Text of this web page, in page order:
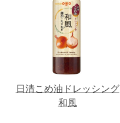
日清こめ油ドレッシング
和風